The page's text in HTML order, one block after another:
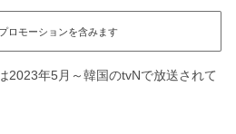
ロモーションを含みます
2023年5月～韓国のtvNで放送されて